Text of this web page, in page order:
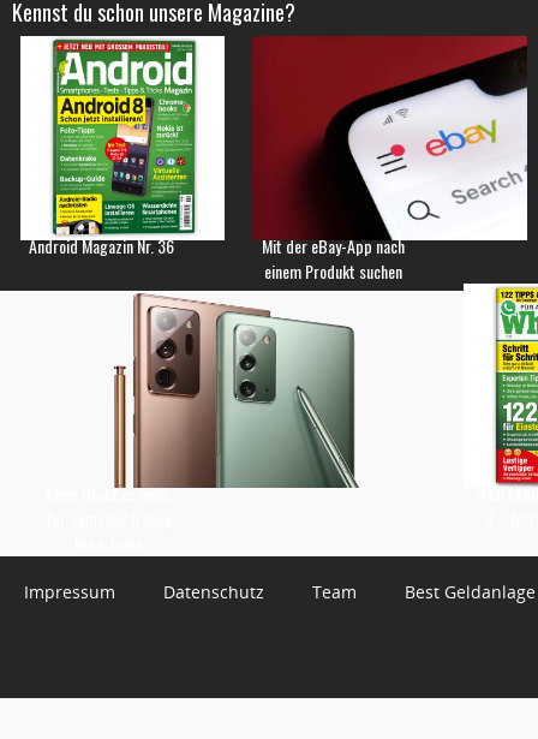
Kennst du schon unsere Magazine?
Android Magazin Nr. 36
Mit der eBay-App nach
einem Produkt suchen
Keine Updates mehr
Impressum Datenschutz Team Best Geldanlage